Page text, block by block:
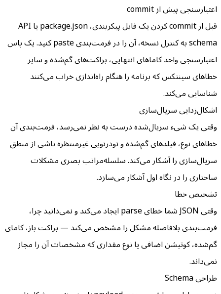
اعتبارسنجی پیش از commit
قبل از commit کردن یک فایل پیکربندی، package.json یا API
schema به کنترل نسخه، آن را در فرمت‌بندی paste کنید. یک پاس
اعتبارسنجی واحد کاماهای انتهایی، براکت‌های گم‌شده و سایر
خطاهای سینتکس که برنامه را هنگام راه‌اندازی خراب می‌کنند
شناسایی می‌کند.
اشکال‌زدایی سریال‌سازی
وقتی یک شیء سریال‌شده درست به نظر نمی‌رسد، فرمت‌بندی آن
خطاهای نوع، فیلدهای گم‌شده و تودرتویی غیرمنتظره ناشی از منطق
سریال‌سازی را آشکار می‌کند. سلسله‌مراتب بصری مشکلات
ساختاری را در نگاه اول آشکار می‌سازد.
تشخیص خطا
وقتی JSON شما خطای parse ایجاد می‌کند و نمی‌دانید چرا،
فرمت‌بندی بلافاصله مشکل را مشخص می‌کند — براکت باز، کامای
گم‌شده، کوتیشن اضافی یا نوع مقداری که مشخصات آن را مجاز
نمی‌داند.
طراحی Schema